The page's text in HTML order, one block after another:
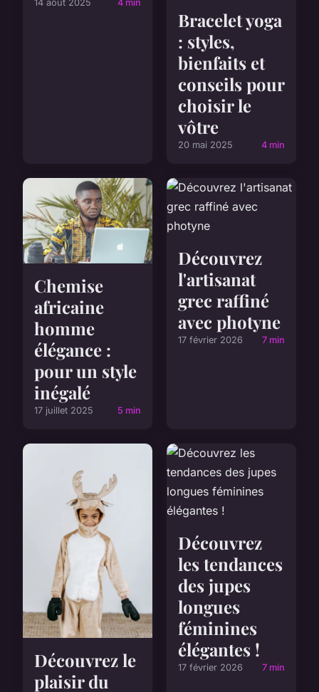
14 août 2025 4 min
Bracelet yoga
: styles,
bienfaits et
conseils pour
choisir le
vôtre
20 mai 2025 4 min
Chemise
africaine
homme
élégance :
pour un style
inégalé
17 juillet 2025 5 min
Découvrez
l'artisanat
grec raffiné
avec photyne
17 février 2026 7 min
Découvrez le
plaisir du
Découvrez
les tendances
des jupes
longues
féminines
élégantes !
17 février 2026 7 min